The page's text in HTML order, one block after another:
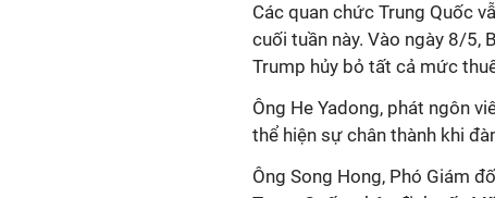
Các quan chức Trung Quốc
cuối tuần này. Vào ngày 8/5,
Trump hủy bỏ tất cả mức
Ông He Yadong, phát ngôn
thể hiện sự chân thành khi
Ông Song Hong, Phó Giám